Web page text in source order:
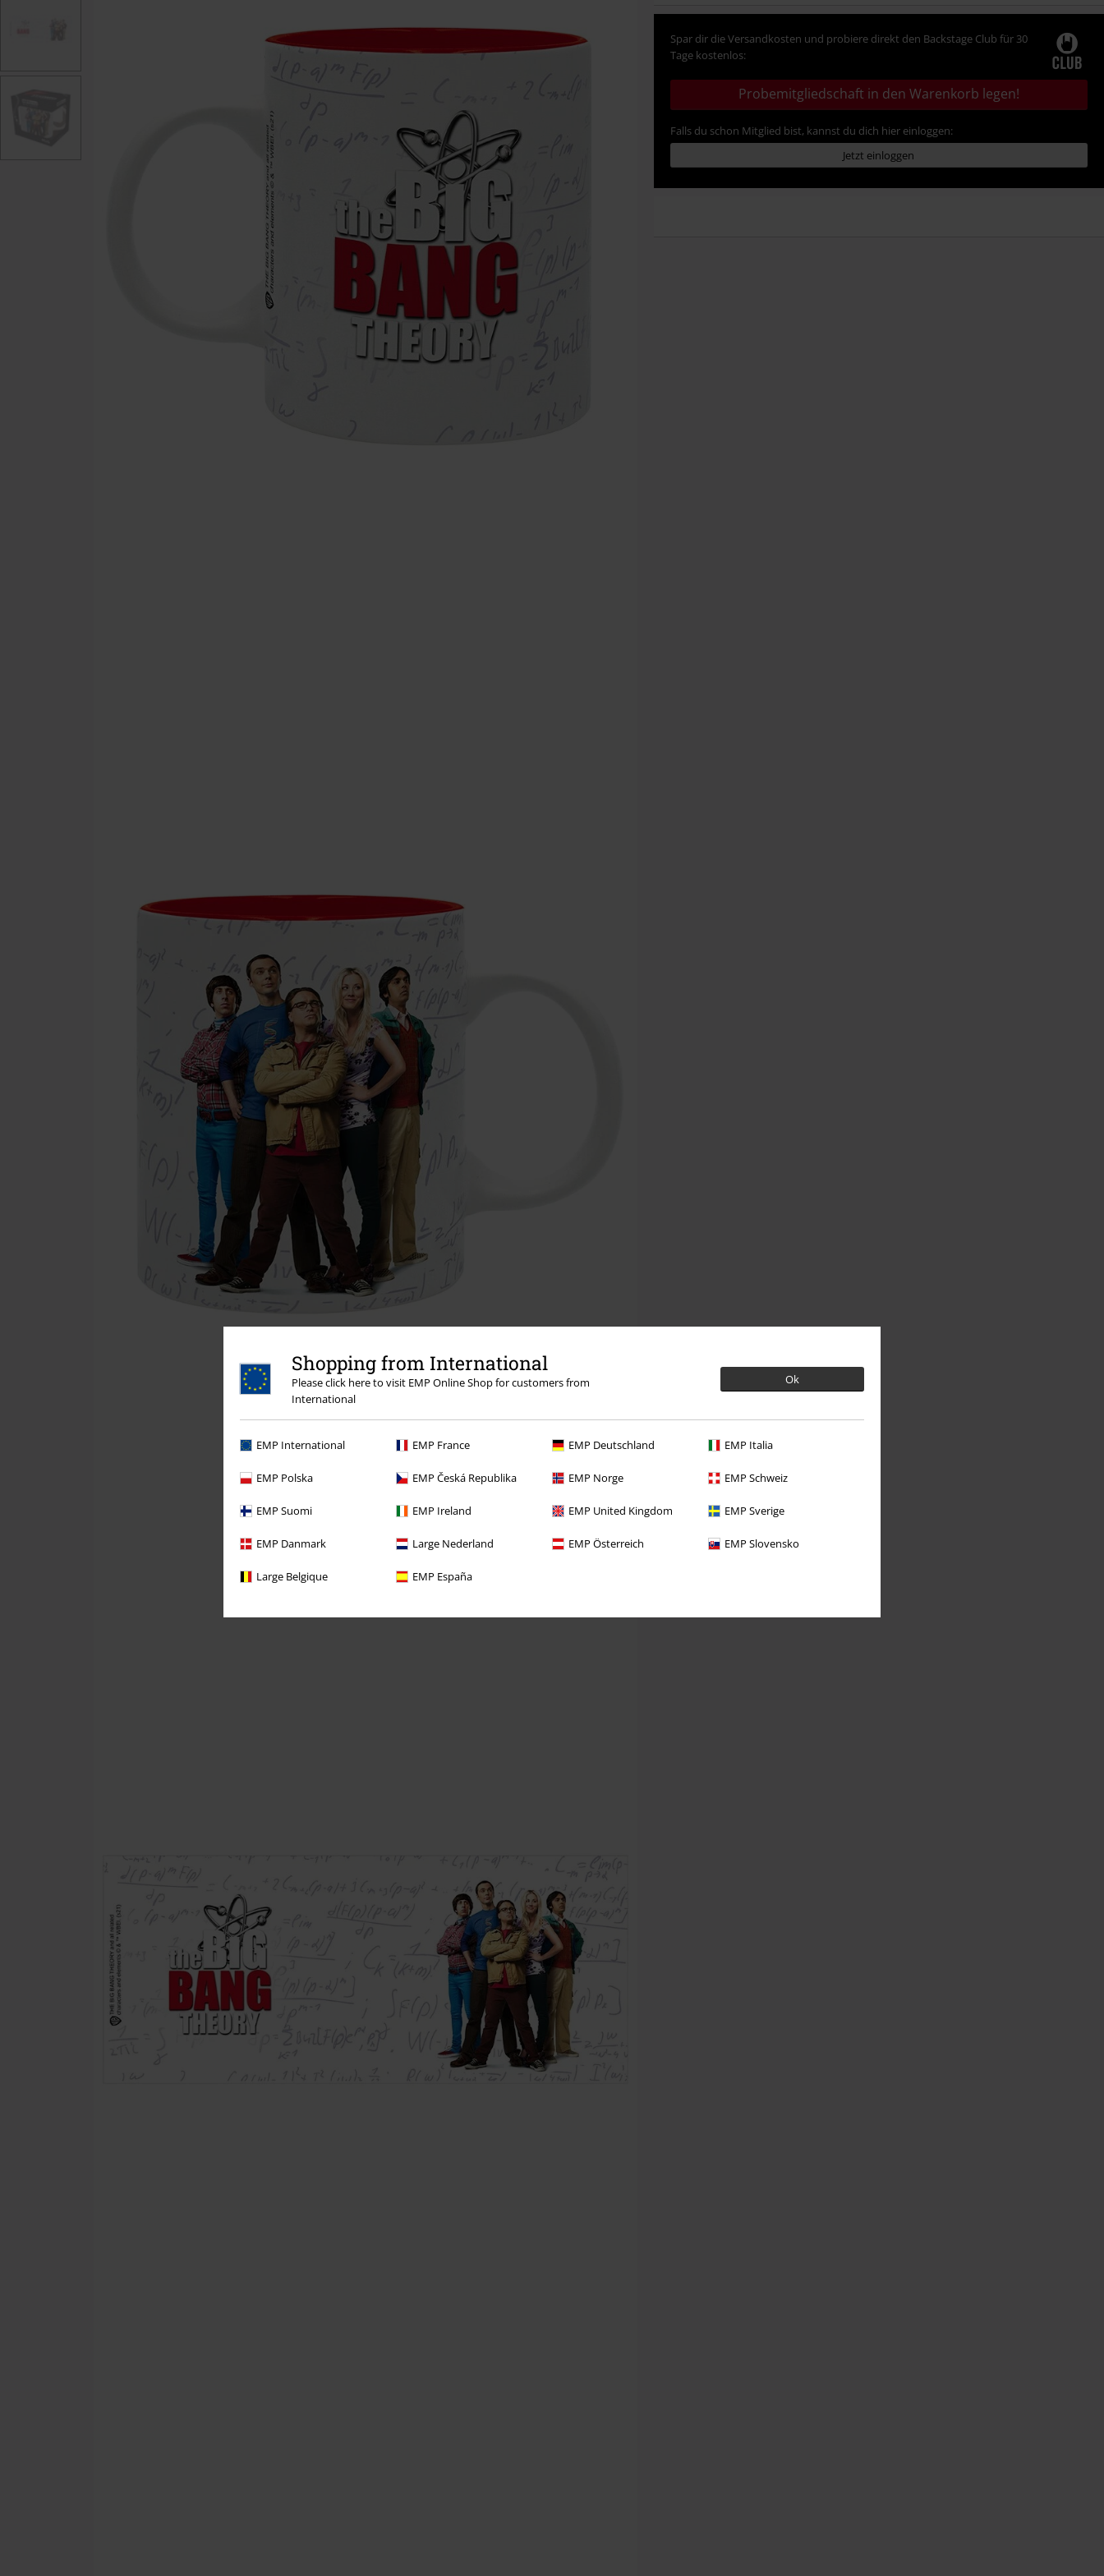
Shopping from International
Please click here to visit EMP Online Shop for customers from
International
Ok
EMP International EMP France EMP Deutschland EMP Italia
EMP Polska EMP Česká Republika EMP Norge EMP Schweiz
EMP Suomi EMP Ireland EMP United Kingdom EMP Sverige
EMP Danmark Large Nederland EMP Österreich EMP Slovensko
Large Belgique EMP España
Spar dir die Versandkosten und probiere direkt den Backstage Club für 30
Tage kostenlos:
Probemitgliedschaft in den Warenkorb legen!
Falls du schon Mitglied bist, kannst du dich hier einloggen:
Jetzt einloggen